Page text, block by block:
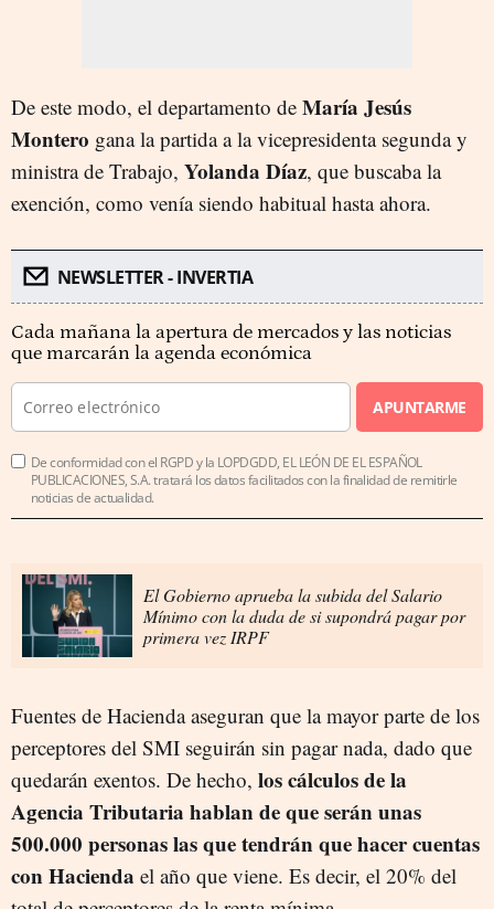
De este modo, el departamento de María Jesús
Montero gana la partida a la vicepresidenta segunda y
ministra de Trabajo, Yolanda Díaz, que buscaba la
exención, como venía siendo habitual hasta ahora.
NEWSLETTER - INVERTIA
Cada mañana la apertura de mercados y las noticias
que marcarán la agenda económica
APUNTARME
De conformidad con el RGPD y la LOPDGDD, EL LEÓN DE EL ESPAÑOL
PUBLICACIONES, S.A. tratará los datos facilitados con la finalidad de remitirle
noticias de actualidad.
El Gobierno aprueba la subida del Salario
Mínimo con la duda de si supondrá pagar por
primera vez IRPF
Fuentes de Hacienda aseguran que la mayor parte de los
perceptores del SMI seguirán sin pagar nada, dado que
quedarán exentos. De hecho, los cálculos de la
Agencia Tributaria hablan de que serán unas
500.000 personas las que tendrán que hacer cuentas
con Hacienda el año que viene. Es decir, el 20% del